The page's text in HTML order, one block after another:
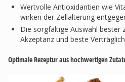
Wertvolle Antioxidantien wie
wirken der Zellalterung
Die sorgfältige Auswahl bester
Akzeptanz und beste
Optimale Rezeptur aus hochwertigen